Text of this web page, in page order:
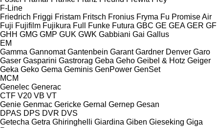
F-Line
Friedrich Friggi Fristam Fritsch Fronius Fryma Fu Promise Air
Fuji Fujifilm Fujikura Full Funke Futura GBC GE GEA GER GF
GHH GMG GMP GUK GWK Gabbiani Gai Gallus
EM
Gamma Gannomat Gantenbein Garant Gardner Denver Garo
Gaser Gasparini Gastrorag Geba Geho Geibel & Hotz Geiger
Geka Geko Gema Geminis GenPower GenSet
MCM
Genelec Generac
CTF V20 VB VT
Genie Genmac Gericke Gernal Gernep Gesan
DPAS DPS DVR DVS
Getecha Getra Ghiringhelli Giardina Giben Gieseking Giga